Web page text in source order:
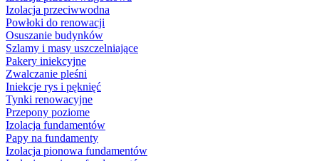
Izolacja przeciwwodna
Powłoki do renowacji
Osuszanie budynków
Szlamy i masy uszczelniające
Pakery iniekcyjne
Zwalczanie pleśni
Iniekcje rys i pęknięć
Tynki renowacyjne
Przepony poziome
Izolacja fundamentów
Papy na fundamenty
Izolacja pionowa fundamentów